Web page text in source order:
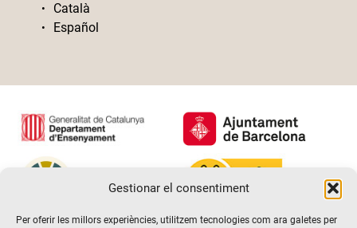
Gestionar el consentiment
Per oferir les millors experiències, utilitzem tecnologies com ara galetes per
Català
Español